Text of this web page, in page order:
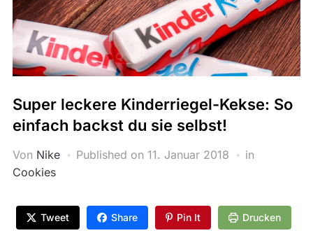
Super leckere Kinderriegel-Kekse: So
einfach backst du sie selbst!
Von Nike Published on 11. Januar 2018
in
Cookies
Tweet Share Pin It Drucken